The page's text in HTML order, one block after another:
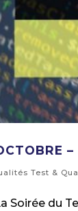
–
Test &
Soirée du